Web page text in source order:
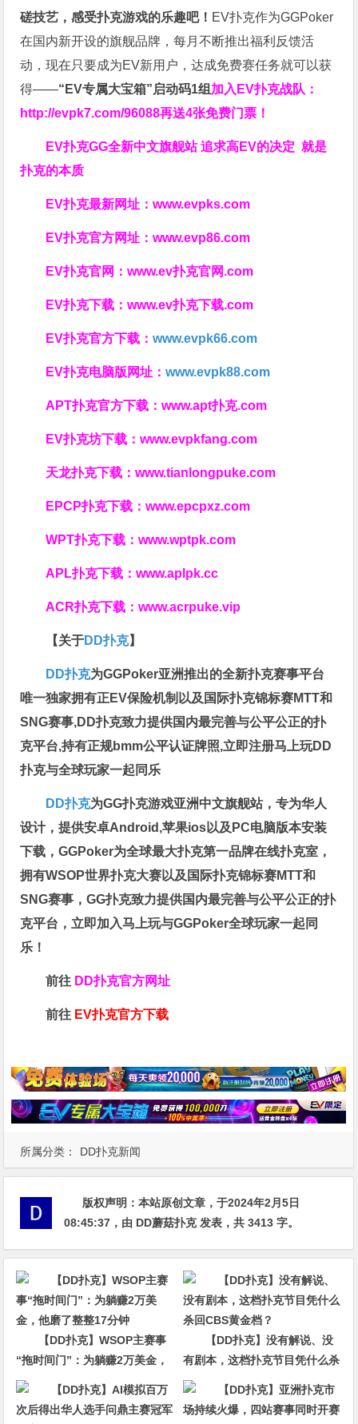
所属分类： DD扑克新闻
磋技艺，感受扑克游戏的乐趣吧！ EV扑克作为GGPoker
在国内新开设的旗舰品牌，每月不断推出福利反馈活
动，现在只要成为EV新用户，达成免费赛任务就可以获
得——“EV专属大宝箱”启动码1组 加入EV扑克战队：
http://evpk7.com/96088再送4张免费门票！
EV扑克GG全新中文旗舰站追求高EV的决定就是
扑克的本质
EV扑克最新网址：www.evpks.com
EV扑克官方网址：www.evp86.com
EV扑克官网：www.ev扑克官网.com
EV扑克下载：www.ev扑克下载.com
EV扑克官方下载：www.evpk66.com
EV扑克电脑版网址：www.evpk88.com
APT扑克官方下载：www.apt扑克.com
EV扑克坊下载：www.evpkfang.com
天龙扑克下载：www.tianlongpuke.com
EPCP扑克下载：www.epcpxz.com
WPT扑克下载：www.wptpk.com
APL扑克下载：www.aplpk.cc
ACR扑克下载：www.acrpuke.vip
【关于DD扑克】
DD扑克为GGPoker亚洲推出的全新扑克赛事平台
唯一独家拥有正EV保险机制以及国际扑克锦标赛MTT和
SNG赛事,DD扑克致力提供国内最完善与公平公正的扑
克平台,持有正规bmm公平认证牌照,立即注册马上玩DD
扑克与全球玩家一起同乐
DD扑克为GG扑克游戏亚洲中文旗舰站，专为华人
设计，提供安卓Android,苹果ios以及PC电脑版本安装
下载，GGPoker为全球最大扑克第一品牌在线扑克室，
拥有WSOP世界扑克大赛以及国际扑克锦标赛MTT和
SNG赛事，GG扑克致力提供国内最完善与公平公正的扑
克平台，立即加入马上玩与GGPoker全球玩家一起同
乐！
前往 DD扑克官方网址
前往 EV扑克官方下载
版权声明：本站原创文章，于2024年2月5日
08:45:37 ，由 DD蘑菇扑克发表，共 3413 字。
【DD扑克】WSOP主赛事
“拖时间门”：为躺赚2万美金，
他磨了整整17分钟
【DD扑克】没有解说、没
有剧本，这档扑克节目凭什么杀
回CBS黄金档？